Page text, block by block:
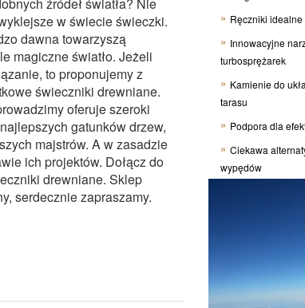
w świecie świeczki.
dawna towarzyszą
magiczne światło. Jeżeli
to proponujemy z
świeczniki drewniane.
oferuje szeroki
gatunków drzew,
majstrów. A w zasadzie
ich projektów. Dołącz do
drewniane. Sklep
serdecznie zapraszamy.
Ręczniki
Innowacyjne
turbosprężarek
Kamienie do
tarasu
Podpora dla
Ciekawa
wypędów